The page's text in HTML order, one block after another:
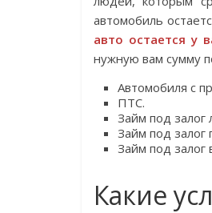
автомобиль
авто остается у
нужную вам сумму
Автомобиля с
ПТС.
Займ под залог
Займ под залог
Займ под залог
Какие